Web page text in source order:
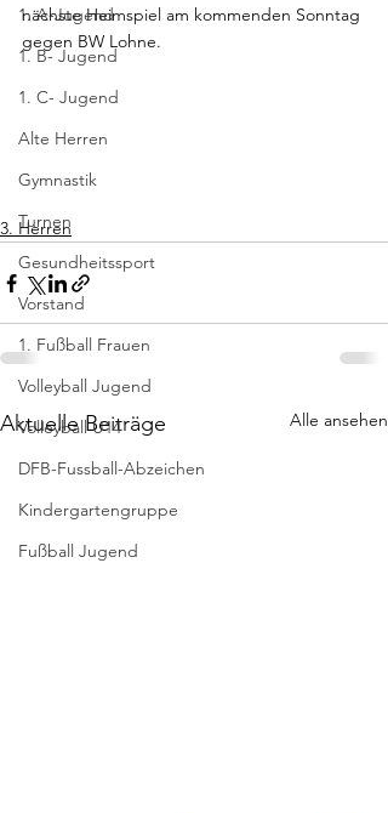
1. A-Jugend
1. B- Jugend
1. C- Jugend
Alte Herren
Gymnastik
Turnen
Gesundheitssport
Vorstand
1. Fußball Frauen
Volleyball Jugend
Volleyball U14
DFB-Fussball-Abzeichen
Kindergartengruppe
Fußball Jugend
nächste Heimspiel am kommenden Sonntag
gegen BW Lohne.
3. Herren
Aktuelle Beiträge Alle ansehen